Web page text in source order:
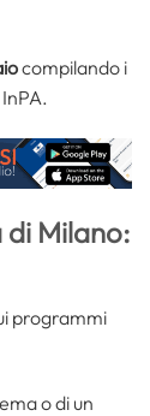
compilando i
Milano:
programmi
o di un